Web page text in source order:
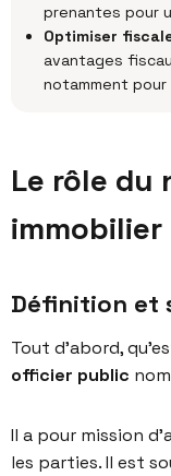
prenantes pour
Optimiser
avantages
notamment
Le rôle
immobilier
Définition et
Tout d’abord,
officier public
Il a pour mission
les parties. Il est